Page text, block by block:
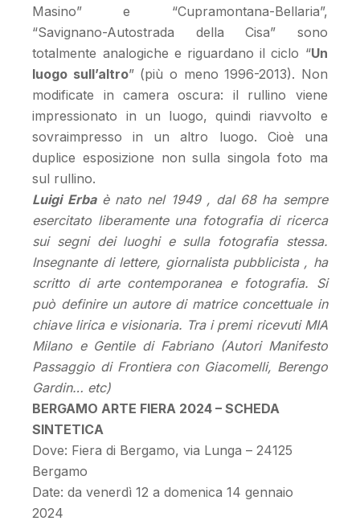
Masino” e “Cupramontana-Bellaria”,
“Savignano-Autostrada della Cisa” sono
totalmente analogiche e riguardano il ciclo “Un
luogo sull’altro” (più o meno 1996-2013). Non
modificate in camera oscura: il rullino viene
impressionato in un luogo, quindi riavvolto e
sovraimpresso in un altro luogo. Cioè una
duplice esposizione non sulla singola foto ma
sul rullino.
Luigi Erbaè nato nel 1949 , dal 68 ha sempre
esercitato liberamente una fotografia di ricerca
sui segni dei luoghi e sulla fotografia stessa.
Insegnante di lettere, giornalista pubblicista , ha
scritto di arte contemporanea e fotografia. Si
può definire un autore di matrice concettuale in
chiave lirica e visionaria. Tra i premi ricevuti MIA
Milano e Gentile di Fabriano (Autori Manifesto
Passaggio di Frontiera con Giacomelli, Berengo
Gardin… etc)
BERGAMO ARTE FIERA 2024 – SCHEDA
SINTETICA
Dove: Fiera di Bergamo, via Lunga – 24125
Bergamo
Date: da venerdì 12 a domenica 14 gennaio
2024